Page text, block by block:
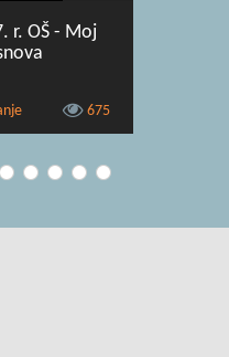
r. OŠ - Moj
675